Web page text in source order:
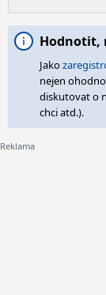
Hodnotit,
Jako
nejen
diskutovat o
chci atd.).